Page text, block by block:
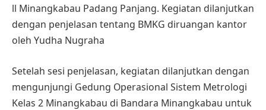
ll Minangkabau Padang Panjang. Kegiatan dilanjutkan
dengan penjelasan tentang BMKG diruangan kantor
oleh Yudha Nugraha
Setelah sesi penjelasan, kegiatan dilanjutkan dengan
mengunjungi Gedung Operasional Sistem Metrologi
Kelas 2 Minangkabau di Bandara Minangkabau untuk